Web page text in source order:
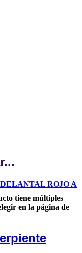
tiene múltiples
en la página de